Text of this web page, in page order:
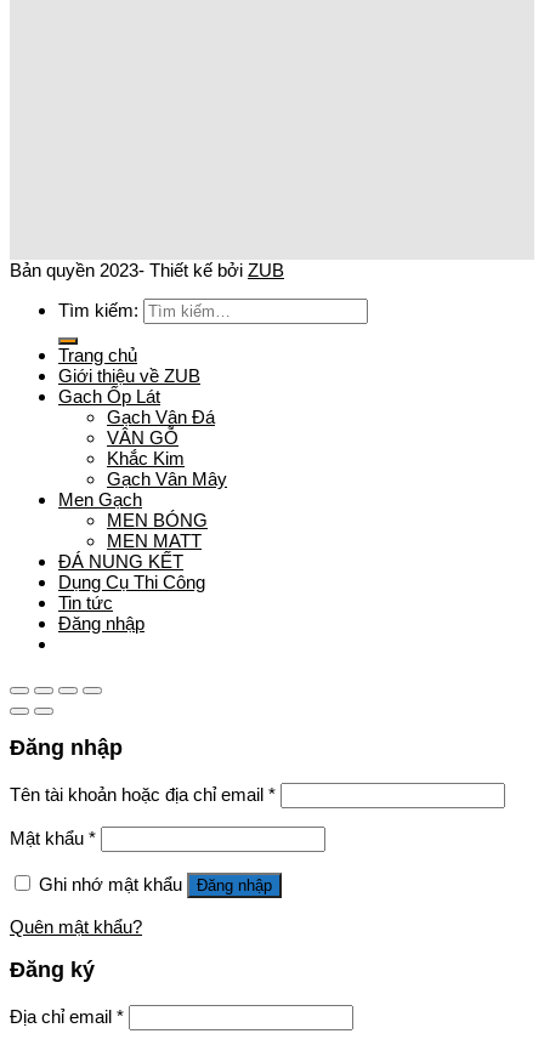
Bản quyền 2023- Thiết kế bởi ZUB
Tìm kiếm:
Trang chủ
Giới thiệu về ZUB
Gach Ốp Lát
Gạch Vân Đá
VÂN GỖ
Khắc Kim
Gạch Vân Mây
Men Gạch
MEN BÓNG
MEN MATT
ĐÁ NUNG KẾT
Dụng Cụ Thi Công
Tin tức
Đăng nhập
Đăng nhập
Tên tài khoản hoặc địa chỉ email *
Mật khẩu *
Ghi nhớ mật khẩu Đăng nhập
Quên mật khẩu?
Đăng ký
Địa chỉ email *